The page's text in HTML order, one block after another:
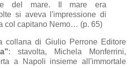
del mare. Il mare era
si aveva l'impressione di
col capitano Nemo… (p. 65)
collana di Giulio Perrone Editore
: stavolta, Michela Monferrini,
a Napoli insieme all'immortale